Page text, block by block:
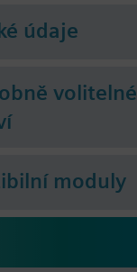
údaje
volitelné
moduly